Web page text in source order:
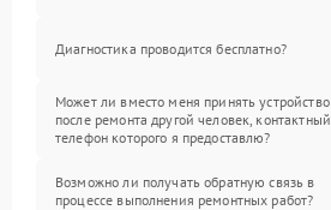
Диагностика проводится бесплатно?
Может ли вместо меня принять устройство
после ремонта другой человек, контактный
телефон которого я предоставлю?
Возможно ли получать обратную связь в
процессе выполнения ремонтных работ?